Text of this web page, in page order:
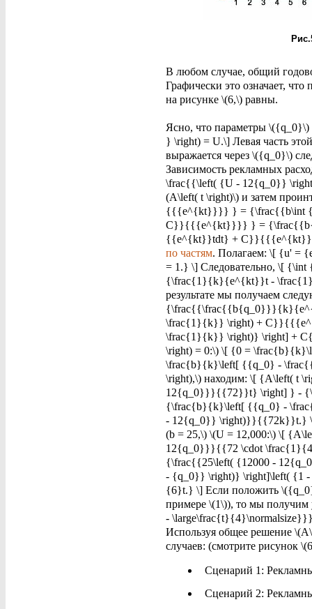
В любом случае, общий
Графически это означает,
на рисунке \(6,\) равны.
Ясно, что параметры
} \right) = U.\] Левая часть
выражается через \({q_0}\)
Зависимость рекламных
\frac{{\left( {U - 12{q_0}}
(A\left( t \right)\) и затем
{{{e^{kt}}}} } = {\frac{{b\int
C}}{{{e^{kt}}}} } =
{{e^{kt}}tdt} +
по частям. Полагаем: \[ {u'
= 1.} \] Следовательно, \[
{\frac{1}{k}{e^{kt}}t -
результате мы получаем
\frac{1}{k}} \right) +
\frac{1}{k}} \right)} \right] +
\right) = 0:\) \[ {0 =
\frac{b}{k}\left[ {{q_0} -
\right),\) находим: \[ {A\left(
12{q_0}}}{{72}}t} \right] } -
{\frac{b}{k}\left[ {{q_0} -
- 12{q_0}} \right)}}{{72k}}t.} \]
(b = 25,\) \(U = 12,000:\) \[
12{q_0}}}{{72 \cdot
{\frac{{25\left( {12000 -
- {q_0}} \right)} \right]\left( {1
{6}t.} \] Если положить \({q_0}
примере \(1\)), то мы
-
Используя общее решение
случаев: (смотрите рисунок
Сценарий 1:
Сценарий 2: